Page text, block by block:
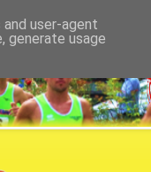
user-agent
generate usage